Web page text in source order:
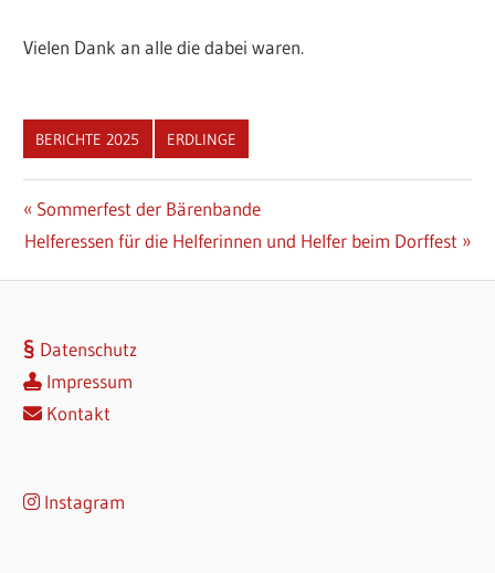
Vielen Dank an alle die dabei waren.
BERICHTE 2025 ERDLINGE
Beitragsnavigation
Vorheriger
Beitrag:
Sommerfest der Bärenbande
Nächster
Helferessen für die Helferinnen und Helfer beim Dorffest
Datenschutz
Impressum
Kontakt
Instagram